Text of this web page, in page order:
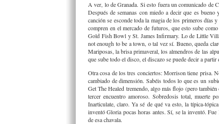
A ver, lo de Granada. Si esto fuera un comunicado de
Después de semanas con miedo a decir que es
canción se esconde toda la magia de los primeros días
compren en el mercado de futuros, que esto sube
Gold Fish Bowl y St. James Infirmary. Lo de Little
not enough to be a town, o tal vez sí. Bueno, queda
Mariposas, la brisa primaveral, los almendros de las
que sube todo el disco, el discazo se puede decir a partir
Otra cosa de los tres conciertos: Morrison tiene prisa.
cambiado de dimensión. Sabéis todos lo que es un
Get The Healed tremendo, algo más flojo (pero
tercer encuentro amoroso. Sobredosis total, muerte
Inarticulate, claro. Ya sé de qué va esto, la típica-
inventó Gloria pocas horas antes. Sí, se la inventó.
de esa chavala.